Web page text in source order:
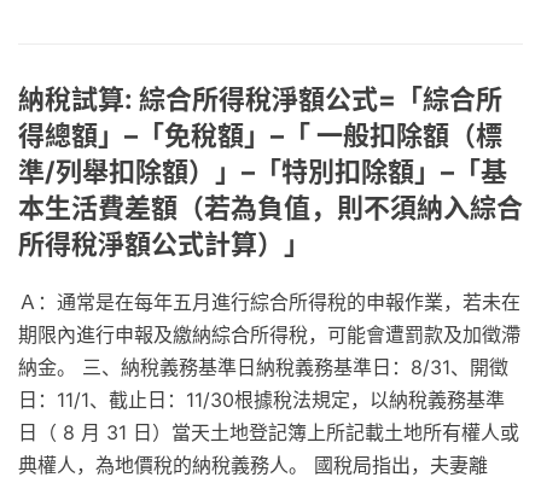
納稅試算: 綜合所得稅淨額公式=「綜合所
得總額」–「免稅額」–「 一般扣除額（標
準/列舉扣除額）」–「特別扣除額」–「基
本生活費差額（若為負值，則不須納入綜合
所得稅淨額公式計算）」
Ａ：通常是在每年五月進行綜合所得稅的申報作業，若未在
期限內進行申報及繳納綜合所得稅，可能會遭罰款及加徵滯
納金。 三、納稅義務基準日納稅義務基準日：8/31、開徵
日：11/1、截止日：11/30根據稅法規定，以納稅義務基準
日（ 8 月 31 日）當天土地登記簿上所記載土地所有權人或
典權人，為地價稅的納稅義務人。 國稅局指出，夫妻離